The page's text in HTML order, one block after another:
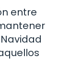
entre